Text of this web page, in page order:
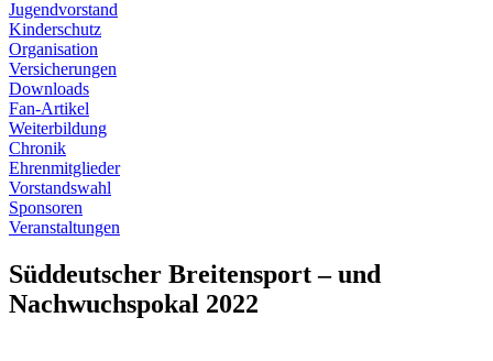
Jugendvorstand
Kinderschutz
Organisation
Versicherungen
Downloads
Fan-Artikel
Weiterbildung
Chronik
Ehrenmitglieder
Vorstandswahl
Sponsoren
Veranstaltungen
Süddeutscher Breitensport – und
Nachwuchspokal 2022